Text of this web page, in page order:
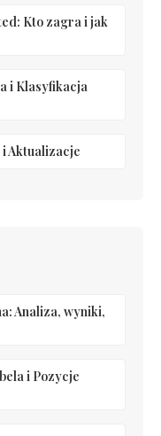
Kto zagra i jak
i Klasyfikacja
i Aktualizacje
Analiza, wyniki,
i Pozycje